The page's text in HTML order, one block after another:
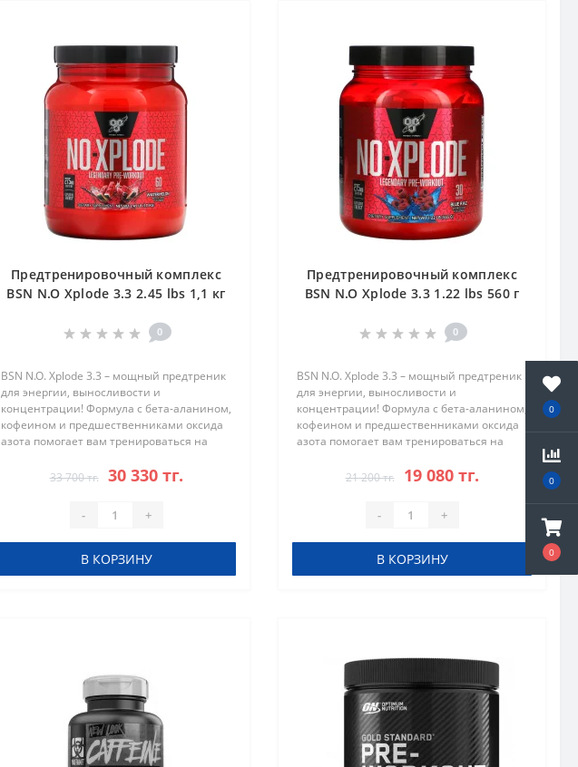
0
0
0
Предтренировочный комплекс
BSN N.O Xplode 3.3 2.45 lbs 1,1 кг
0
BSN N.O. Xplode 3.3 – мощный предтреник
для энергии, выносливости и
концентрации! Формула с бета-аланином,
кофеином и предшественниками оксида
азота помогает вам тренироваться на
результатов. Преимущества BSN N.O. X..
33 700 тг. 30 330 тг.
- +
В КОРЗИНУ
Предтренировочный комплекс
BSN N.O Xplode 3.3 1.22 lbs 560 г
0
BSN N.O. Xplode 3.3 – мощный предтреник
для энергии, выносливости и
концентрации! Формула с бета-аланином,
кофеином и предшественниками оксида
азота помогает вам тренироваться на
результатов. Преимущества BSN N.O. X..
21 200 тг. 19 080 тг.
- +
В КОРЗИНУ